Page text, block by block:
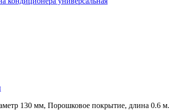
130 мм, Порошковое покрытие, длина 0.6